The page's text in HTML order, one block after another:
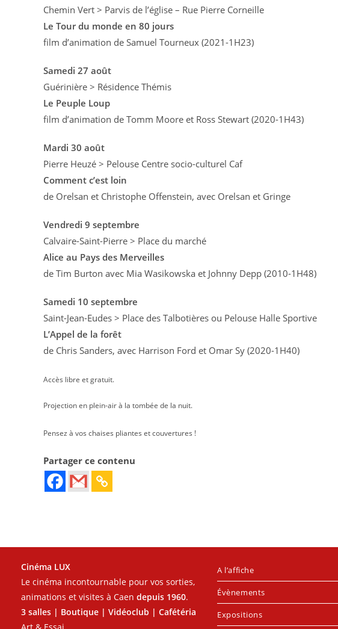
Chemin Vert > Parvis de l’église – Rue Pierre Corneille
Le Tour du monde en 80 jours
film d’animation de Samuel Tourneux (2021-1H23)
Samedi 27 août
Guérinière > Résidence Thémis
Le Peuple Loup
film d’animation de Tomm Moore et Ross Stewart (2020-1H43)
Mardi 30 août
Pierre Heuzé > Pelouse Centre socio-culturel Caf
Comment c’est loin
de Orelsan et Christophe Offenstein, avec Orelsan et Gringe
Vendredi 9 septembre
Calvaire-Saint-Pierre > Place du marché
Alice au Pays des Merveilles
de Tim Burton avec Mia Wasikowska et Johnny Depp (2010-1H48)
Samedi 10 septembre
Saint-Jean-Eudes > Place des Talbotières ou Pelouse Halle Sportive
L’Appel de la forêt
de Chris Sanders, avec Harrison Ford et Omar Sy (2020-1H40)
Accès libre et gratuit.
Projection en plein-air à la tombée de la nuit.
Pensez à vos chaises pliantes et couvertures !
Partager ce contenu
Cinéma LUX
Le cinéma incontournable pour vos sorties,
animations et visites à Caen depuis 1960.
3 salles | Boutique | Vidéoclub | Cafétéria
A l’affiche
Évènements
Expositions